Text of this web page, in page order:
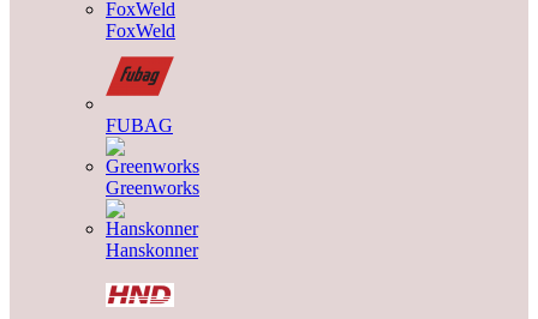
FoxWeld
FUBAG
Greenworks
Hanskonner